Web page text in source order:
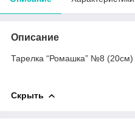
Описание
Тарелка “Ромашка” №8 (20cм)
Скрыть